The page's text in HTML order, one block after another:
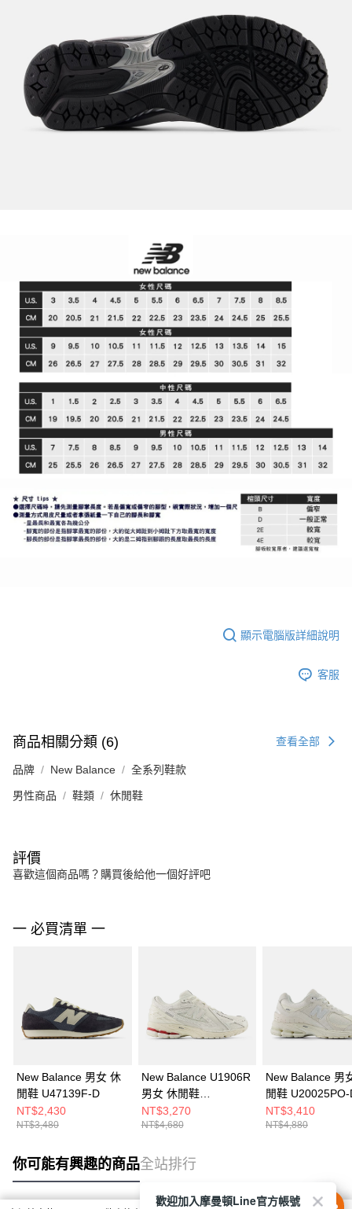
顯示電腦版詳細說明
客服
商品相關分類 (6) 查看全部
品牌 New Balance 全系列鞋款
男性商品 鞋類 休閒鞋
評價
喜歡這個商品嗎？購買後給他一個好評吧
一 必買清單 一
New Balance 男女 休
閒鞋 U47139F-D
NT$2,430
NT$3,480
New Balance U1906R
男女 休閒鞋
U19066KA-D
NT$3,270
NT$4,680
New Balance 男
閒鞋 U20025PO-
NT$3,410
NT$4,880
你可能有興趣的商品全站排行
歡迎加入摩曼頓Line官方帳號